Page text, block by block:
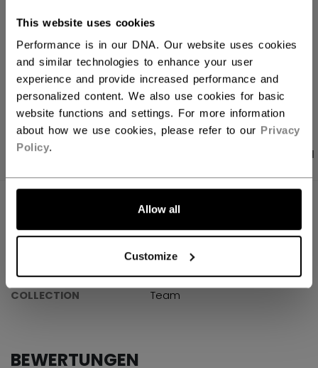
This website uses cookies
Performance is in our DNA. Our website uses cookies
and similar technologies to enhance your user
experience and provide increased performance and
personalized content. We also use cookies for basic
website functions and settings. For more information
about how we use cookies, please refer to our Privacy
Policy.
Allow all
Customize
Kostenfreie Rücksendungen
LINKS ZUM
PRODUKTFOTOS BEWERTUNGEN
ID
TSS3TB-AD
COLLECTION
Team
BEWERTUNGEN